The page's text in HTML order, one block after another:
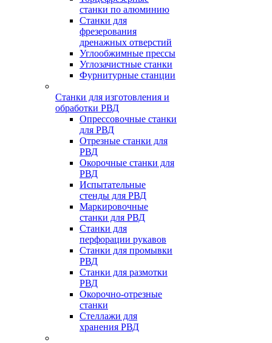
станки по алюминию
Станки для
фрезерования
дренажных отверстий
Углообжимные прессы
Углозачистные станки
Фурнитурные станции
Станки для изготовления и
обработки РВД
Опрессовочные станки
для РВД
Отрезные станки для
РВД
Окорочные станки для
РВД
Испытательные
стенды для РВД
Маркировочные
станки для РВД
Станки для
перфорации рукавов
Станки для промывки
РВД
Станки для размотки
РВД
Окорочно-отрезные
станки
Стеллажи для
хранения РВД